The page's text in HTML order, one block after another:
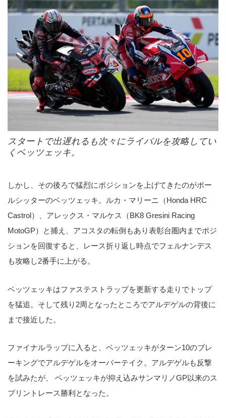
スタートで出遅れるも次々にライバルを攻略してい
くベッツェッキ。
しかし、その後ろで猛烈にポジションを上げてきたのがポー
ルシッターのベッツェッキ。ルカ・マリーニ（Honda HRC
Castrol）、アレックス・マルケス（BK8 Gresini Racing
MotoGP）と捕え、アコスタの転倒もあり表彰台圏内までポジ
ションを回復すると、レース折り返し時点でフェルナンデス
も攻略し2番手に上がる。
ベッツェッキはファステストラップを更新する走りでトップ
を猛追。そして残り2周となったところでアルデゲルの背後に
まで接近した。
ファイナルラップに入ると、ベッツェッキがターン10のブレ
ーキングでアルデゲルをオーバーテイク。アルデゲルも反撃
を試みたが、 ベッツェッキが抑え込みサンマリノGP以来のス
プリントレース勝利となった。